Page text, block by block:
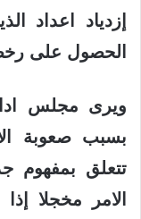
إزدياد اعداد
الحصول على
ويرى مجلس
بسبب صعوبة
تتعلق بمفهوم
الامر مخجلا